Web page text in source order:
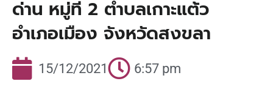
ด่าน หมู่ที่ 2 ตำบลเกาะแต้ว
อำเภอเมือง จังหวัดสงขลา
15/12/2021 6:57 pm